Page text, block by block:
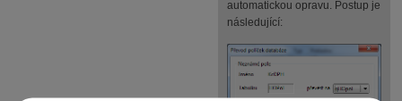
automatickou opravu. Postup je
následující: